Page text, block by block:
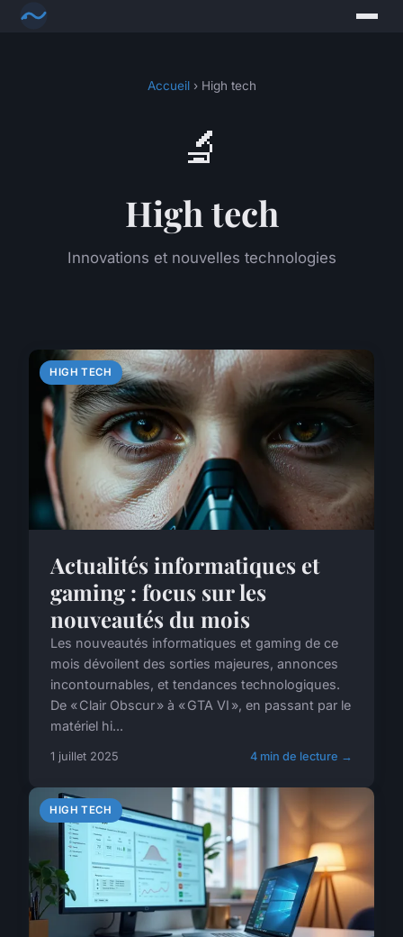
Accueil› High tech
🔬
High tech
Innovations et nouvelles technologies
HIGH TECH
Actualités informatiques et
gaming : focus sur les
nouveautés du mois
Les nouveautés informatiques et gaming de ce
mois dévoilent des sorties majeures, annonces
incontournables, et tendances technologiques.
De « Clair Obscur » à « GTA VI », en passant par le
matériel hi...
1 juillet 2025 4 min de lecture →
HIGH TECH